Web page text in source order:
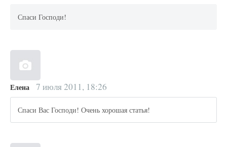
Спаси Господи!
Елена 7 июля 2011, 18:26
Спаси Вас Господи! Очень хорошая статья!